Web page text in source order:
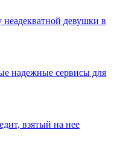
девушки в
надежные сервисы для
взятый на нее